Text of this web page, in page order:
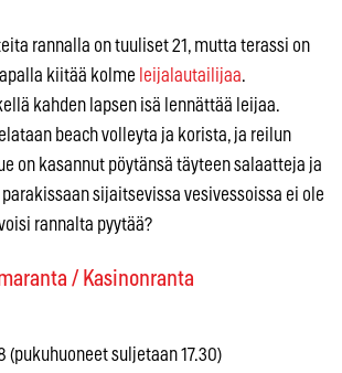
rannalla on tuuliset 21, mutta terassi on
kiitää kolme leijalautailijaa.
kahden lapsen isä lennättää leijaa.
beach volleyta ja korista, ja reilun
on kasannut pöytänsä täyteen salaatteja ja
sijaitsevissa vesivessoissa ei ole
rannalta pyytää?
/ Kasinonranta
(pukuhuoneet suljetaan 17.30)